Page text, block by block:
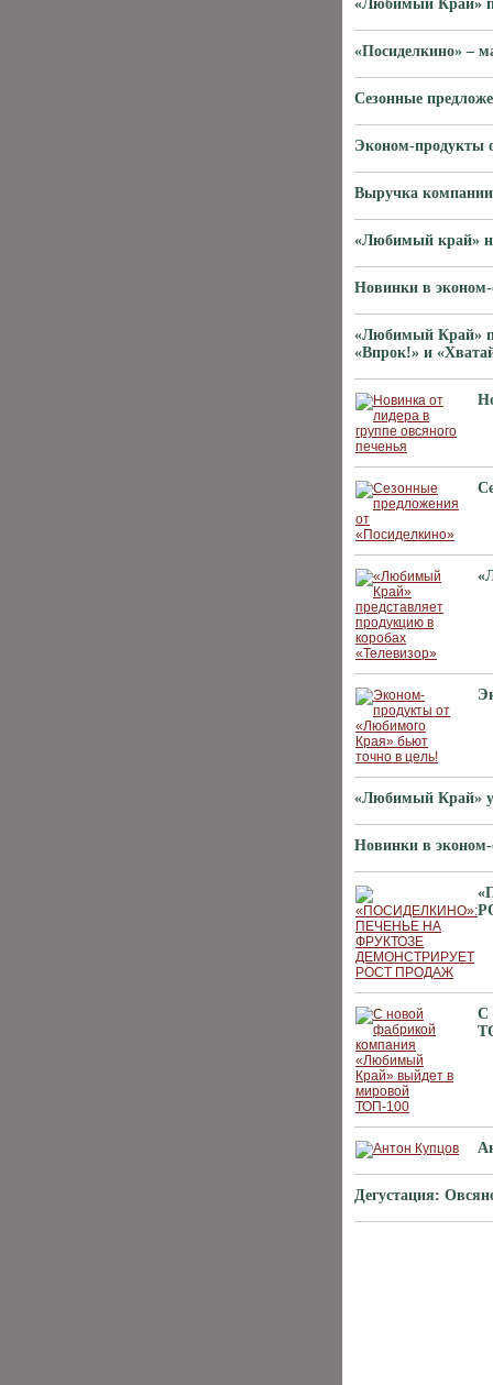
«Любимый Край»
«Посиделкино» –
Сезонные
Эконом-продукты
Выручка
«Любимый край»
Новинки в
«Любимый Край»
«Впрок!» и
«Любимый Край»
Новинки в
С
Дегустация: